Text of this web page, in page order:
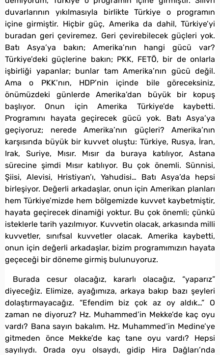
duvarlarının yıkılmasıyla birlikte Türkiye o programın
içine girmiştir. Hiçbir güç, Amerika da dahil, Türkiye’yi
buradan geri çeviremez. Geri çevirebilecek güçleri yok.
Batı Asya’ya bakın; Amerika’nın hangi gücü var?
Türkiye’deki güçlerine bakın; PKK, FETÖ, bir de onlarla
işbirliği yapanlar; bunlar tam Amerika’nın gücü değil.
Ama o PKK’nın, HDP’nin içinde bile göreceksiniz,
önümüzdeki günlerde Amerika’dan büyük bir kopuş
başlıyor. Onun için Amerika Türkiye’de kaybetti.
Programını hayata geçirecek gücü yok. Batı Asya’ya
geçiyoruz; nerede Amerika’nın güçleri? Amerika’nın
karşısında büyük bir kuvvet oluştu: Türkiye, Rusya, İran,
Irak, Suriye, Mısır. Mısır da buraya katılıyor, Astana
sürecine şimdi Mısır katılıyor. Bu çok önemli. Sünnisi,
Şiisi, Alevisi, Hristiyan’ı, Yahudisi… Batı Asya’da hepsi
birleşiyor. Değerli arkadaşlar, onun için Amerikan planları
hem Türkiye’mizde hem bölgemizde kuvvet kaybetmiştir,
hayata geçirecek dinamiği yoktur. Bu çok önemli; çünkü
isteklerle tarih yazılmıyor. Kuvvetin olacak, arkasında milli
kuvvetler, sınıfsal kuvvetler olacak. Amerika kaybetti,
onun için değerli arkadaşlar, bizim programımızın hayata
geçeceği bir döneme girmiş bulunuyoruz.
Burada cesur olacağız, kararlı olacağız, “yaparız”
diyeceğiz. Elimize, ayağımıza, arkaya bakıp bazı şeyleri
dolaştırmayacağız. “Efendim biz çok az oy aldık…” O
zaman ne diyoruz? Hz. Muhammed’in Mekke’de kaç oyu
vardı? Bana sayın bakalım. Hz. Muhammed’in Medine’ye
gitmeden önce Mekke’de kaç tane oyu vardı? Hepsi
sayılıydı. Orada oyu olsaydı, gidip Hira Dağları’nda